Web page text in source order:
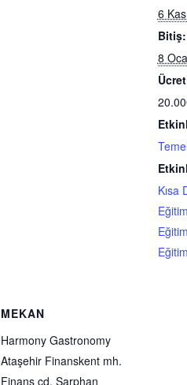
6
Bitiş:
8
Kısa
MEKAN
Harmony Gastronomy
Ataşehir Finanskent mh.
Finans cd. Sarphan